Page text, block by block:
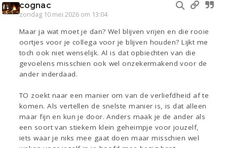
cognac
zondag 10 mei 2026 om 13:04
Maar ja wat moet je dan? Wel blijven vrijen en die rooie
oortjes voor je collega voor je blijven houden? Lijkt me
toch ook niet wenselijk. Al is dat opbiechten van die
gevoelens misschien ook wel onzekermakend voor de
ander inderdaad.
TO zoekt naar een manier om van de verliefdheid af te
komen. Als vertellen de snelste manier is, is dat alleen
maar fijn en kun je door. Anders maak je de ander als
een soort van stiekem klein geheimpje voor jouzelf,
iets waar je niks mee gaat doen maar misschien wel